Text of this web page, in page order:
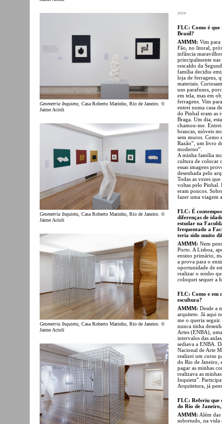
Geometria Inquieta, Casa Roberto Marinho, Rio de Janeiro. ©
Jaime Acioli
Geometria Inquieta , Casa Roberto Marinho, Rio de Janeiro. ©
Jaime Acioli
Geometria Inquieta , Casa Roberto Marinho, Rio de Janeiro. ©
Jaime Acioli
>>>
FLC: Como é que
Brasil?
AMMM: Vim para
Fão, no litoral,
infância
principalmente
rescaldo da
família decidiu
loja de ferragens,
materiais.
uso parafusos,
em tela, mas em
ferragens. Vim
entrei numa casa
do Pinhal eram as
Braga. Um dia,
chamou-me.
brancas, móveis
sem muros. Como
Razão”, um livro
moderno”.
A minha família
cultura de colocar
essas imagens
desenhada pelo
Todas as vezes
voltas pelo Pinhal.
eram poucos.
fazer uma viagem
FLC: É
diferenças de
estudar na
frequentado a
teria sido muito
AMMM: Nem
Porto. A Lisboa,
ensino primário,
a prova para o
oportunidade de
realizar o sonho
coloquei sequer a
FLC: Como e em
escultura?
AMMM: Desde a
arquiteto. Já aqui
me o queria
nunca tinha
Artes (ENBA),
intervalos das
sediava a ENBA.
Nacional de Arte
realizei um curso
do Rio de Janeiro,
pagar as minhas
realizava as
Inquieta”.
Arquitetura, já
FLC: Referiu que
do Rio de
AMMM: Além das
sobretudo, na